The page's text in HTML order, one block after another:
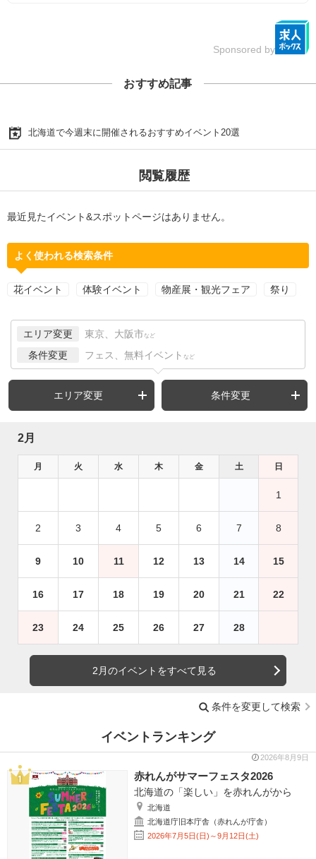
Sponsored by
おすすめ記事
北海道で今週末に開催されるおすすめイベント20選
閲覧履歴
最近見たイベント&スポットページはありません。
よく使われる検索条件
花イベント 体験イベント 物産展・観光フェア 祭り
エリア変更 東京、大阪市 など
条件変更 フェス、無料イベント など
エリア変更 条件変更
2月
月 火 水 木 金 土 日
1
2 3 4 5 6 7 8
9 10 11 12 13 14 15
16 17 18 19 20 21 22
23 24 25 26 27 28
2月のイベントをすべて見る
条件を変更して検索
イベントランキング
2026年8月9日
赤れんがサマーフェスタ2026
北海道の「楽しい」を赤れんがから
北海道
北海道庁旧本庁舎（赤れんが庁舎）
2026年7月5日(日)～9月12日(土)